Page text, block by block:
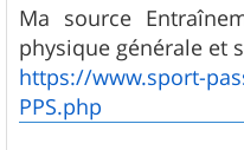
Ma source
physique générale et
https://www.sport-
PPS.php